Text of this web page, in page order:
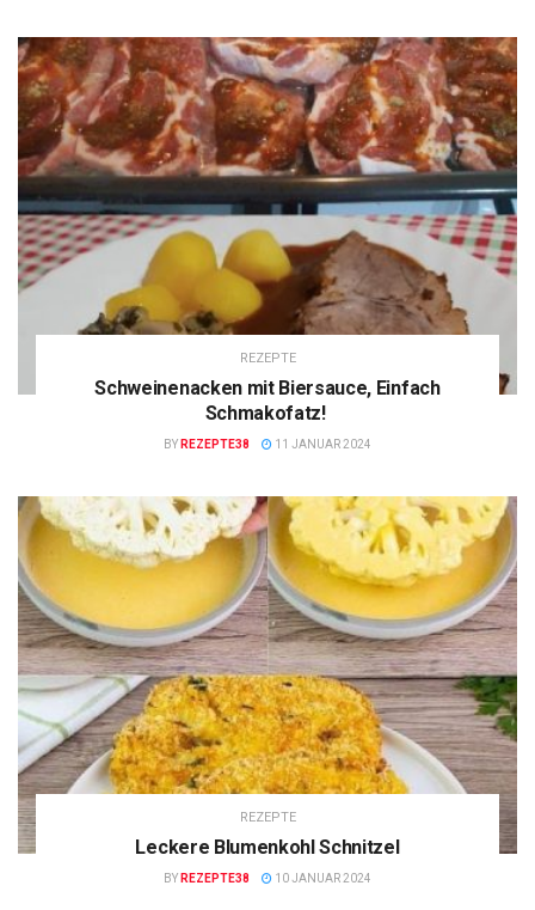
REZEPTE
Schweinenacken mit Biersauce, Einfach
Schmakofatz!
BY REZEPTE38 11 JANUAR 2024
REZEPTE
Leckere Blumenkohl Schnitzel
BY REZEPTE38 10 JANUAR 2024